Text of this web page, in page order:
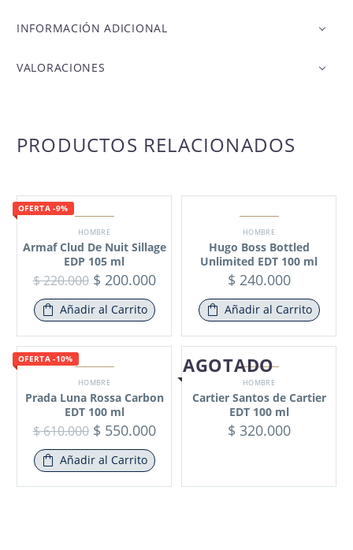
INFORMACIÓN ADICIONAL
VALORACIONES
PRODUCTOS RELACIONADOS
OFERTA -9%
HOMBRE
Armaf Clud De Nuit Sillage
EDP 105 ml
$220.000 $ 200.000
Añadir al Carrito
HOMBRE
Hugo Boss Bottled
Unlimited EDT 100 ml
$ 240.000
Añadir al Carrito
OFERTA -10%
HOMBRE
Prada Luna Rossa Carbon
EDT 100 ml
$610.000 $ 550.000
Añadir al Carrito
AGOTADO
HOMBRE
Cartier Santos de Cartier
EDT 100 ml
$ 320.000